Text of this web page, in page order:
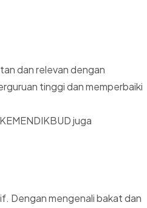
dan relevan dengan
tinggi dan memperbaiki
juga
Dengan mengenali bakat dan